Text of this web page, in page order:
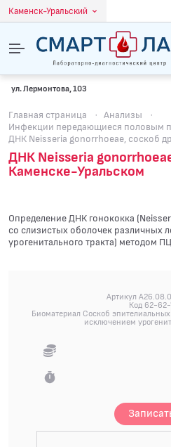
Каменск-Уральский
ул. Лермонтова, 103
Главная страница · Анализы
·
Инфекции передающиеся половым
ДНК Neisseria gonorrhoeae, соскоб
ДНК Neisseria
Каменске-Уральском
Определение ДНК гонококка
со слизистых оболочек различных
урогенитального тракта) методом
Артикул
Код 62-
Биоматериал Соскоб
исключением